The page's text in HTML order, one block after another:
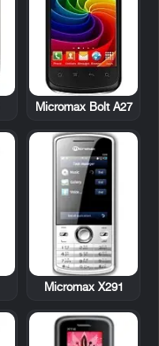
Micromax Bolt A27
Micromax X291